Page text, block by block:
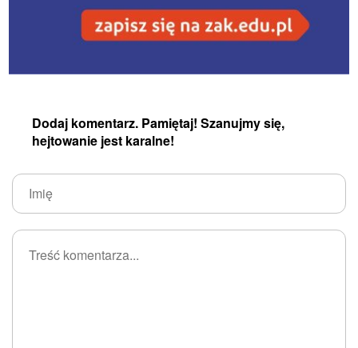
Dodaj komentarz. Pamiętaj! Szanujmy się,
hejtowanie jest karalne!